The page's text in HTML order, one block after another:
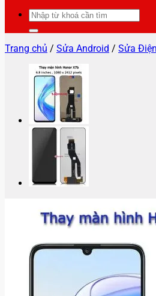
Tìm
kiếm:
Trang chủ / Sửa Android / Sửa